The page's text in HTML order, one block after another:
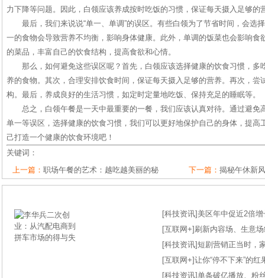
力下降等问题。因此，白领应该养成按时吃饭的习惯，保证每天摄入足够的
最后，我们来说说“单一、单调”的误区。有些白领为了节省时间，会选
一的食物会导致营养不均衡，影响身体健康。此外，单调的饭菜也会影响食
的菜品，丰富自己的饮食结构，提高食欲和心情。
那么，如何避免这些误区呢？首先，白领应该选择健康的饮食习惯，多
养的食物。其次，合理安排饮食时间，保证每天摄入足够的营养。再次，尝
构。最后，养成良好的生活习惯，如定时定量地吃饭、保持充足的睡眠等。
总之，白领午餐是一天中最重要的一餐，我们应该认真对待。通过避免
单一等误区，选择健康的饮食习惯，我们可以更好地保护自己的身体，提高
己打造一个健康的饮食环境吧！
关键词：
上一篇： 职场午餐的艺术：越吃越美丽的秘 下一篇： 揭秘午休新
[科技资讯] 美区年中促近2倍
[互联网+] 刷新内容场、生意
[科技资讯]短剧营销正当时，
[互联网+]让你“停不下来”的
[科技资讯]单条破亿播放、粉